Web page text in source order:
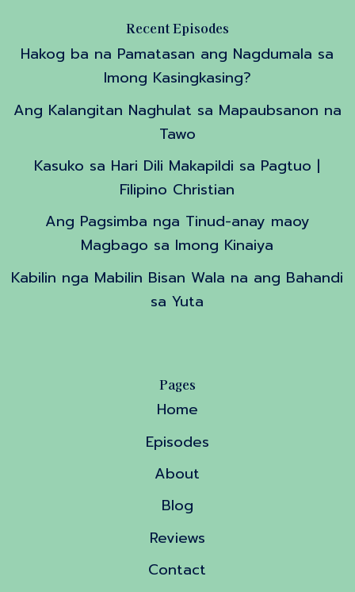
Recent Episodes
Hakog ba na Pamatasan ang Nagdumala sa
Imong Kasingkasing?
Ang Kalangitan Naghulat sa Mapaubsanon na
Tawo
Kasuko sa Hari Dili Makapildi sa Pagtuo |
Filipino Christian
Ang Pagsimba nga Tinud-anay maoy
Magbago sa Imong Kinaiya
Kabilin nga Mabilin Bisan Wala na ang Bahandi
sa Yuta
Pages
Home
Episodes
About
Blog
Reviews
Contact